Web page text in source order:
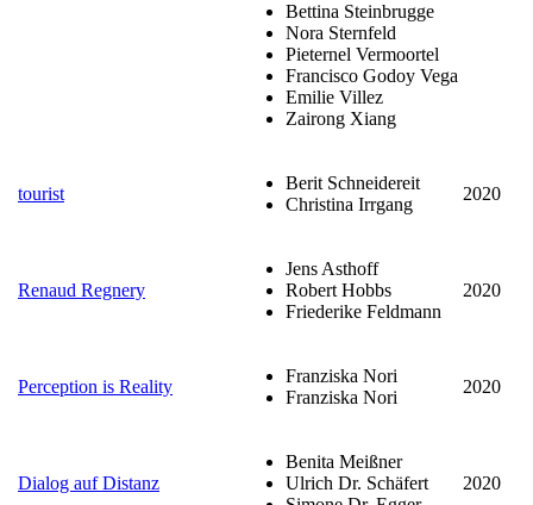
Bettina Steinbrugge
Nora Sternfeld
Pieternel Vermoortel
Francisco Godoy Vega
Emilie Villez
Zairong Xiang
tourist
Berit Schneidereit
Christina Irrgang
2020
Renaud Regnery
Jens Asthoff
Robert Hobbs
Friederike Feldmann
2020
Perception is Reality
Franziska Nori
Franziska Nori
2020
Dialog auf Distanz
Benita Meißner
Ulrich Dr. Schäfert
2020